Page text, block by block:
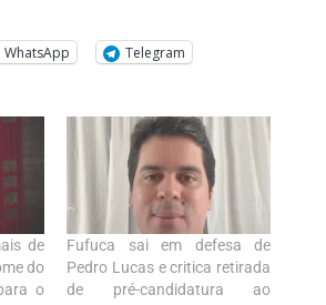
WhatsApp Telegram
de
do
o
Fufuca sai em defesa de
Pedro Lucas e critica retirada
de pré-candidatura ao